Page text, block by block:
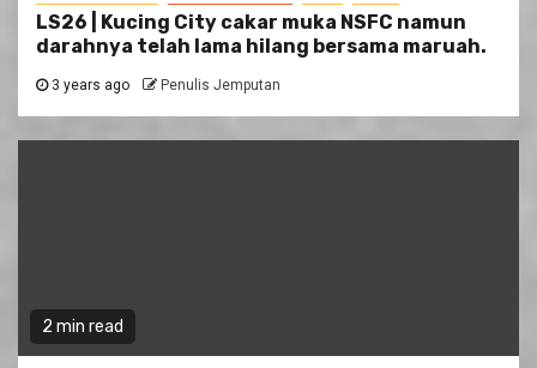
LS26 | Kucing City cakar muka NSFC namun
darahnya telah lama hilang bersama maruah.
3 years ago Penulis Jemputan
2 min read